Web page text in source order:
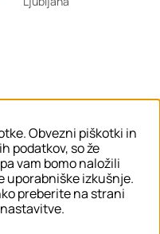
Obvezni piškotki in
podatkov, so že
vam bomo naložili
uporabniške izkušnje.
preberite na strani